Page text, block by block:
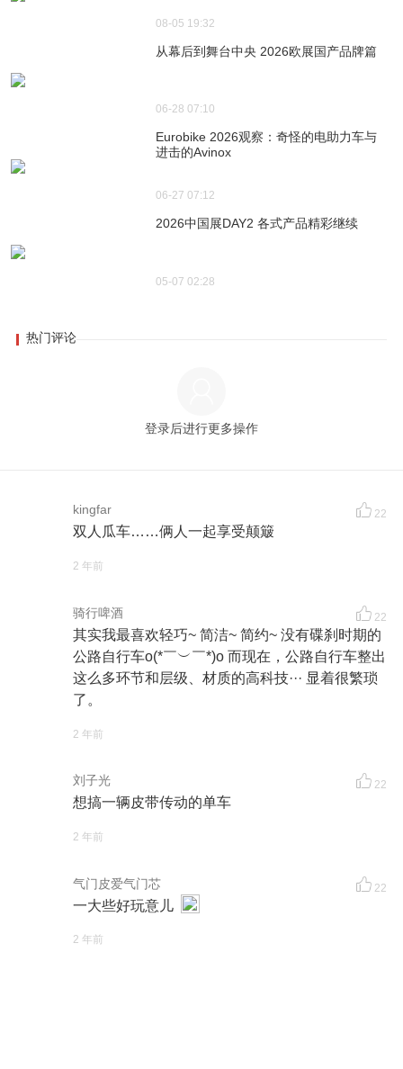
08-05 19:32
从幕后到舞台中央 2026欧展国产品牌篇
06-28 07:10
Eurobike 2026观察：奇怪的电助力车与
进击的Avinox
06-27 07:12
2026中国展DAY2 各式产品精彩继续
05-07 02:28
热门评论
登录后进行更多操作
kingfar 22
双人瓜车……俩人一起享受颠簸
2 年前
骑行啤酒 22
其实我最喜欢轻巧~ 简洁~ 简约~ 没有碟刹时期的
公路自行车o(*￣︶￣*)o 而现在，公路自行车整出
这么多环节和层级、材质的高科技··· 显着很繁琐
了。
2 年前
刘子光 22
想搞一辆皮带传动的单车
2 年前
气门皮爱气门芯 22
一大些好玩意儿
2 年前